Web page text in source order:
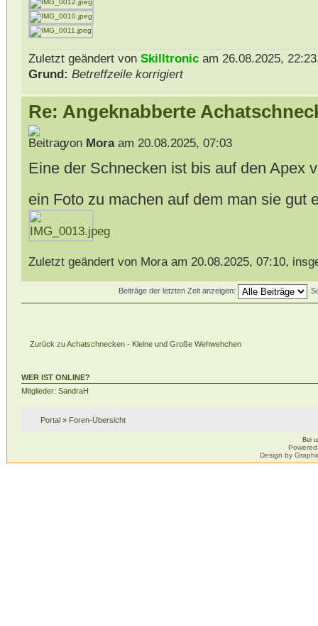
Zuletzt geändert von Skilltronicam 26.08.2025,
Grund: Betreffzeile korrigiert
Re: Angeknabberte
von Moraam 20.08.2025, 07:03
Eine der Schnecken ist bis auf den Apex
ein Foto zu machen auf dem man sie gut
Zuletzt geändert von Mora am 20.08.2025, 07:10,
Beiträge der letzten Zeit anzeigen:
Zurück zu Achatschnecken - Kleine und Große Wehwehchen
WER IST ONLINE?
Mitglieder: SandraH
Portal » Foren-Übersicht
Bei
Design by